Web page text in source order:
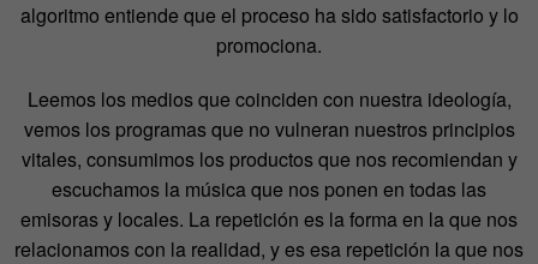
algoritmo entiende que el proceso ha sido satisfactorio y lo
promociona.
Leemos los medios que coinciden con nuestra ideología,
vemos los programas que no vulneran nuestros principios
vitales, consumimos los productos que nos recomiendan y
escuchamos la música que nos ponen en todas las
emisoras y locales. La repetición es la forma en la que nos
relacionamos con la realidad, y es esa repetición la que nos